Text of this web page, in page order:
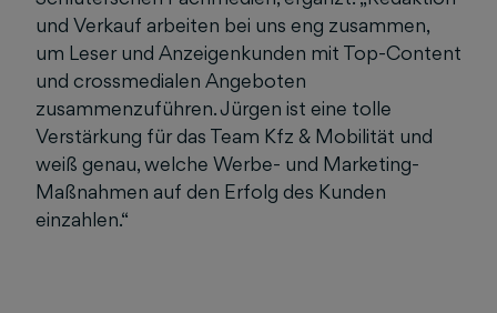
und Verkauf arbeiten bei uns eng zusammen,
um Leser und Anzeigenkunden mit Top-Content
und crossmedialen Angeboten
zusammenzuführen. Jürgen ist eine tolle
Verstärkung für das Team Kfz & Mobilität und
weiß genau, welche Werbe- und Marketing-
Maßnahmen auf den Erfolg des Kunden
einzahlen.“